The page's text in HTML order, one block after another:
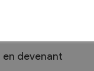
de la
devenant